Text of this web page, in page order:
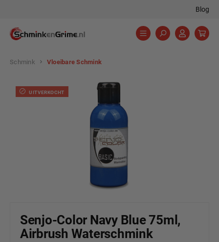
Blog
Schmink Vloeibare Schmink
Afbeeldingengalerij overslaan
UITVERKOCHT
Senjo-Color Navy Blue 75ml,
Airbrush Waterschmink